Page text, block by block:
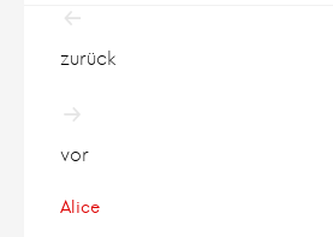
Beitragsnavigation
zurück
vor
Alice